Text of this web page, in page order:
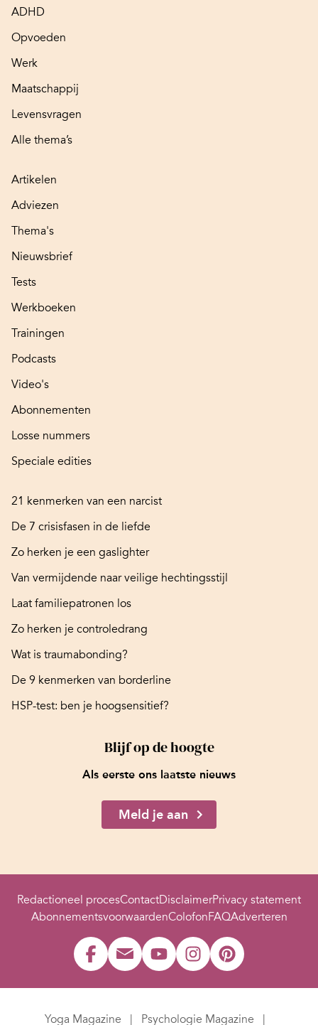
ADHD
Opvoeden
Werk
Maatschappij
Levensvragen
Alle thema’s
Artikelen
Adviezen
Thema's
Nieuwsbrief
Tests
Werkboeken
Trainingen
Podcasts
Video's
Abonnementen
Losse nummers
Speciale edities
21 kenmerken van een narcist
De 7 crisisfasen in de liefde
Zo herken je een gaslighter
Van vermijdende naar veilige hechtingsstijl
Laat familiepatronen los
Zo herken je controledrang
Wat is traumabonding?
De 9 kenmerken van borderline
HSP-test: ben je hoogsensitief?
Blijf op de hoogte
Als eerste ons laatste nieuws
Meld je aan
Redactioneel procesContactDisclaimerPrivacy statement
AbonnementsvoorwaardenColofonFAQAdverteren
Yoga Magazine Psychologie Magazine